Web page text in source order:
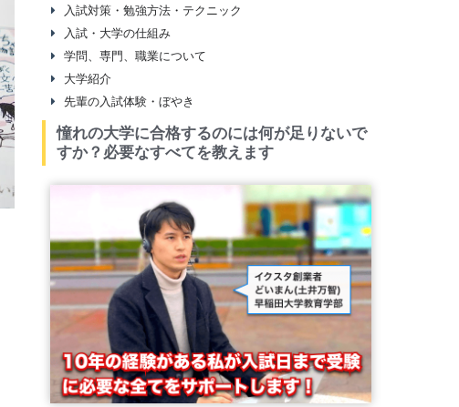
入試対策・勉強方法・テクニック
入試・大学の仕組み
学問、専門、職業について
大学紹介
先輩の入試体験・ぼやき
憧れの大学に合格するのには何が足りないで
すか？必要なすべてを教えます